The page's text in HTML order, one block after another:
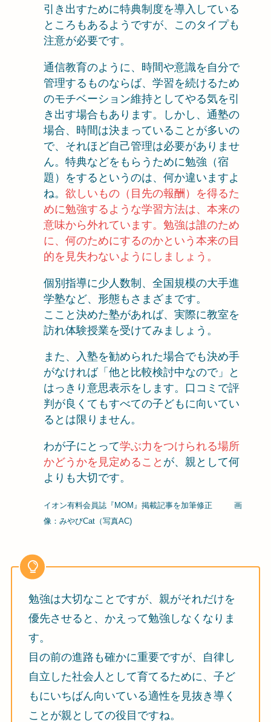
引き出すために特典制度を導入している
ところもあるようですが、このタイプも
注意が必要です。
通信教育のように、時間や意識を自分で
管理するものならば、学習を続けるため
のモチベーション維持としてやる気を引
き出す場合もあります。しかし、通塾の
場合、時間は決まっていることが多いの
で、それほど自己管理は必要がありませ
ん。特典などをもらうために勉強（宿
題）をするというのは、何か違いますよ
ね。 欲しいもの（目先の報酬）を得るた
めに勉強するような学習方法は、本来の
意味から外れています。勉強は誰のため
に、何のためにするのかという本来の目
的を見失わないようにしましょう。
個別指導に少人数制、全国規模の大手進
学塾など、形態もさまざまです。
ここと決めた塾があれば、実際に教室を
訪れ体験授業を受けてみましょう。
また、入塾を勧められた場合でも決め手
がなければ「他と比較検討中なので」と
はっきり意思表示をします。口コミで評
判が良くてもすべての子どもに向いてい
るとは限りません。
わが子にとって学ぶ力をつけられる場所
かどうかを見定めること が、親として何
よりも大切です。
イオン有料会員誌『MOM』掲載記事を加筆修正
画
像：みやびCat（写真AC)
勉強は大切なことですが、親がそれだけを
優先させると、かえって勉強しなくなりま
す。
目の前の進路も確かに重要ですが、自律し
自立した社会人として育てるために、子ど
もにいちばん向いている適性を見抜き導く
ことが親としての役目ですね。